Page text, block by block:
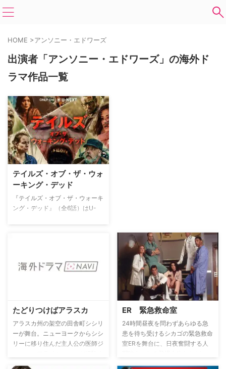
HOME >アンソニー・エドワーズ
出演者「アンソニー・エドワーズ」の海外ド
ラマ作品一覧
テイルズ・オブ・ザ・ウォ
ーキング・デッド
『テイルズ・オブ・ザ・ウォーキ
ング・デッド』（全6話）はU-
たどりつけばアラスカ
アラスカ州の架空の田舎町シシリ
ーが舞台。ニューヨークからシシ
リーに移り住んだ主人公の医師ジ
ER 緊急救命室
24時間昼夜を問わずあらゆる急
患を待ち受けるシカゴの緊急救命
室ERを舞台に、日夜奮闘する人